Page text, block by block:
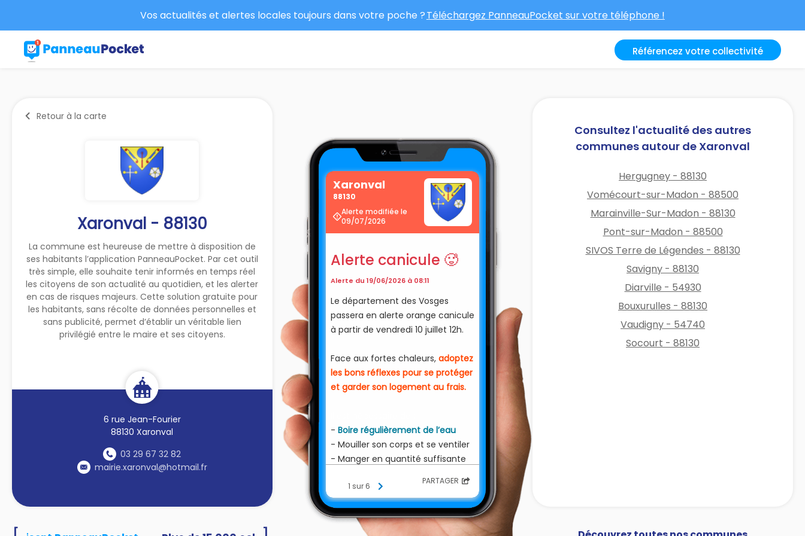
Vos actualités et alertes locales toujours dans votre poche ?Téléchargez PanneauPocket sur votre téléphone !
Référencez votre collectivité
Retour à la carte
Xaronval - 88130
La commune est heureuse de mettre à disposition de
ses habitants l’application PanneauPocket. Par cet outil
très simple, elle souhaite tenir informés en temps réel
les citoyens de son actualité au quotidien, et les alerter
en cas de risques majeurs. Cette solution gratuite pour
les habitants, sans récolte de données personnelles et
sans publicité, permet d’établir un véritable lien
privilégié entre le maire et ses citoyens.
6 rue Jean-Fourier
88130 Xaronval
03 29 67 32 82
mairie.xaronval@hotmail.fr
Xaronval
88130
Alerte modifiée le
09/07/2026
Alerte canicule 🥵
Alerte du 19/06/2026 à 08:11
Le département des Vosges
passera en alerte orange canicule
à partir de vendredi 10 juillet 12h.
Face aux fortes chaleurs, adoptez
les bons réflexes pour se protéger
et garder son logement au frais.
- Boire régulièrement de l’eau
- Mouiller son corps et se ventiler
- Manger en quantité suffisante
- Limiter sa consommation
d’alcool
- Maintenir son habitation au frais
en fermant les volets le jour et en
1 sur 6 PARTAGER
Consultez l'actualité des autres
communes autour de Xaronval
Hergugney - 88130
Vomécourt-sur-Madon - 88500
Marainville-Sur-Madon - 88130
Pont-sur-Madon - 88500
SIVOS Terre de Légendes - 88130
Savigny - 88130
Diarville - 54930
Bouxurulles - 88130
Vaudigny - 54740
Socourt - 88130